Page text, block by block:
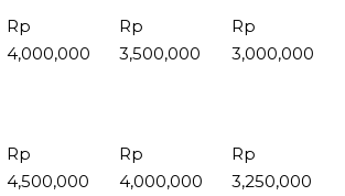
Rp
4,000,000
Rp
3,500,000
Rp
3,000,000
Rp
4,500,000
Rp
4,000,000
Rp
3,250,000